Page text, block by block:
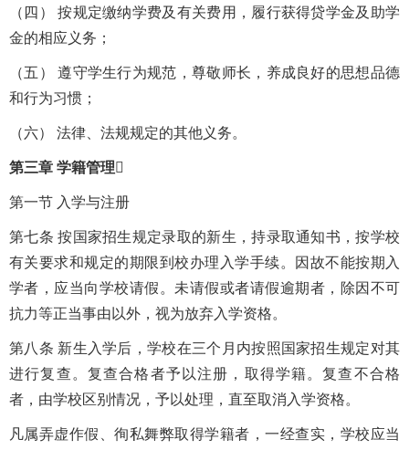
（四） 按规定缴纳学费及有关费用，履行获得贷学金及助学
金的相应义务；
（五） 遵守学生行为规范，尊敬师长，养成良好的思想品德
和行为习惯；
（六） 法律、法规规定的其他义务。
第三章 学籍管理
第一节 入学与注册
第七条 按国家招生规定录取的新生，持录取通知书，按学校
有关要求和规定的期限到校办理入学手续。因故不能按期入
学者，应当向学校请假。未请假或者请假逾期者，除因不可
抗力等正当事由以外，视为放弃入学资格。
第八条 新生入学后，学校在三个月内按照国家招生规定对其
进行复查。复查合格者予以注册，取得学籍。复查不合格
者，由学校区别情况，予以处理，直至取消入学资格。
凡属弄虚作假、徇私舞弊取得学籍者，一经查实，学校应当